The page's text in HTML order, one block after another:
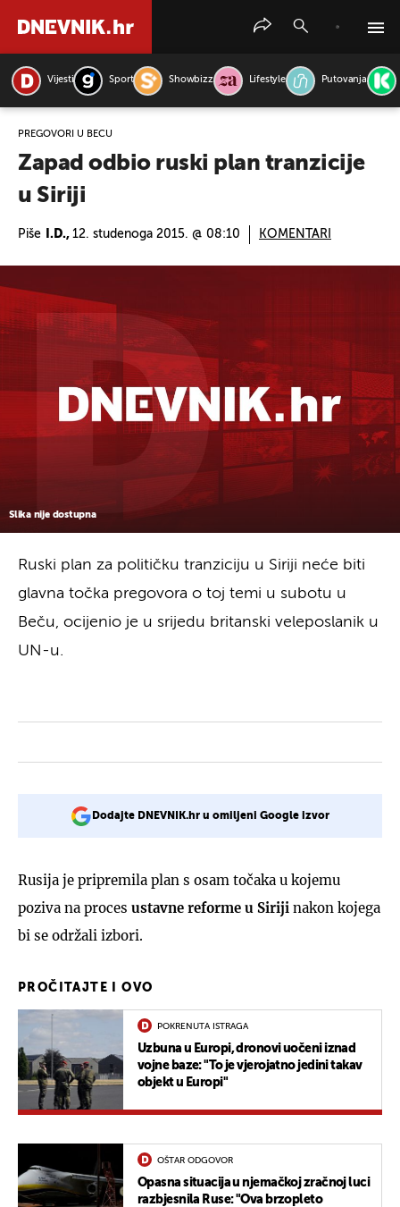
Vijesti Sport Showbizz Lifestyle Putovanja
PREGOVORI U BEČU
Zapad odbio ruski plan tranzicije
u Siriji
Piše I.D., 12. studenoga 2015. @ 08:10 KOMENTARI
Slika nije dostupna
Ruski plan za političku tranziciju u Siriji neće biti
glavna točka pregovora o toj temi u subotu u
Beču, ocijenio je u srijedu britanski veleposlanik u
UN-u.
Dodajte DNEVNIK.hr u omiljeni Google izvor
Rusija je pripremila plan s osam točaka u kojemu
poziva na proces ustavne reforme u Siriji nakon kojega
bi se održali izbori.
PROČITAJTE I OVO
POKRENUTA ISTRAGA
Uzbuna u Europi, dronovi uočeni iznad
vojne baze: "To je vjerojatno jedini takav
objekt u Europi"
OŠTAR ODGOVOR
Opasna situacija u njemačkoj zračnoj luci
razbjesnila Ruse: "Ova brzopleto
PRETRAŽITE VIJESTI